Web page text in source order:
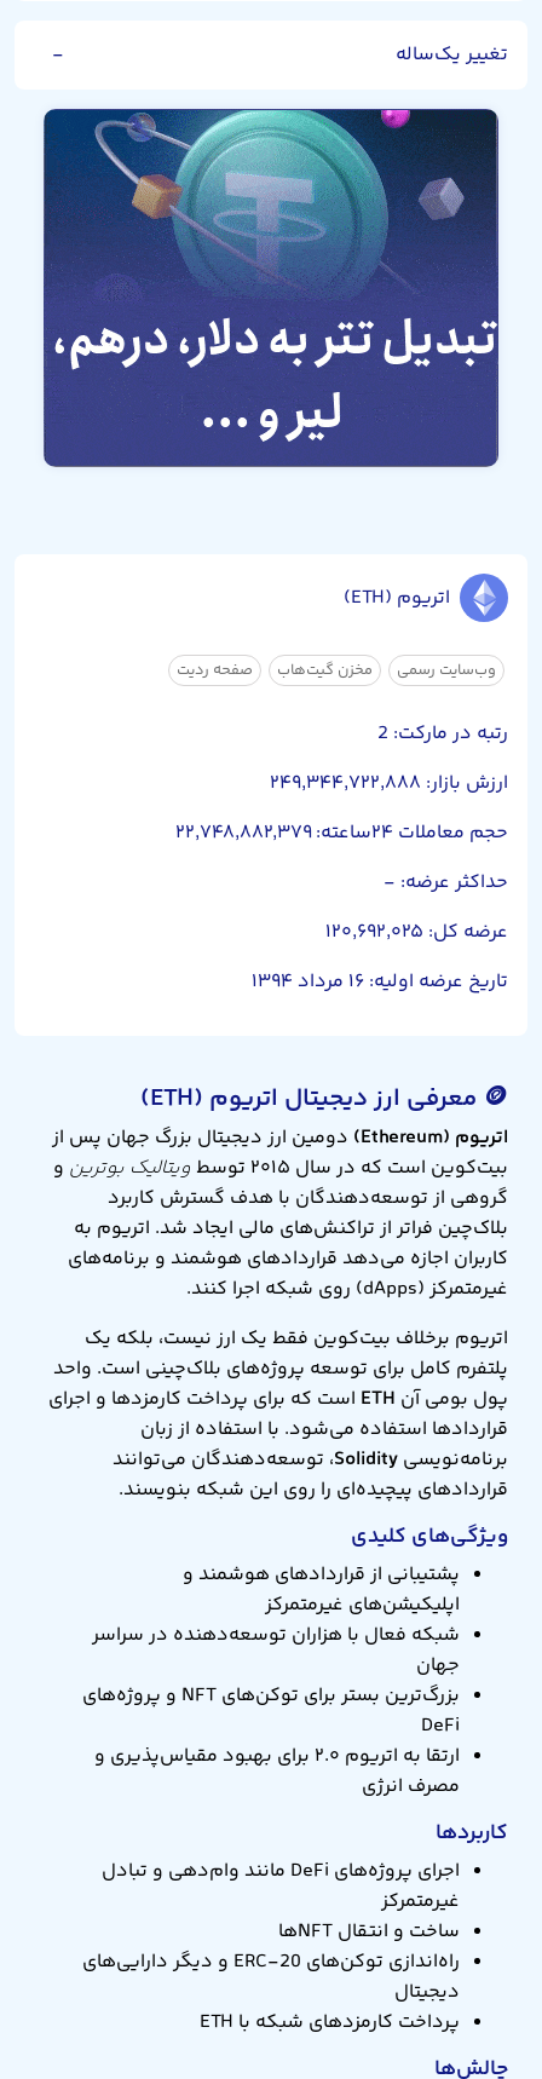
تغییر یک‌ساله -
اتریوم (ETH)
وب‌سایت رسمی مخزن گیت‌هاب صفحه ردیت
رتبه در مارکت: 2
ارزش بازار: ۲۴۹,۳۴۴,۷۲۲,۸۸۸
حجم معاملات ۲۴ساعته: ۲۲,۷۴۸,۸۸۲,۳۷۹
حداکثر عرضه: -
عرضه کل: ۱۲۰,۶۹۲,۰۲۵
تاریخ عرضه اولیه: ۱۶ مرداد ۱۳۹۴
🪙 معرفی ارز دیجیتال اتریوم (ETH)
اتریوم (Ethereum)
دومین ارز دیجیتال بزرگ جهان پس از
بیت‌کوین است که در سال ۲۰۱۵ توسط
ویتالیک بوترین و
گروهی از توسعه‌دهندگان با هدف گسترش کاربرد
بلاک‌چین فراتر از تراکنش‌های مالی ایجاد شد. اتریوم به
کاربران اجازه می‌دهد قراردادهای هوشمند و برنامه‌های
غیرمتمرکز (dApps) روی شبکه اجرا کنند.
اتریوم برخلاف بیت‌کوین فقط یک ارز نیست، بلکه یک
پلتفرم کامل برای توسعه پروژه‌های بلاک‌چینی است. واحد
پول بومی آن ETH است که برای پرداخت کارمزدها و اجرای
قراردادها استفاده می‌شود. با استفاده از زبان
برنامه‌نویسی Solidity، توسعه‌دهندگان می‌توانند
قراردادهای پیچیده‌ای را روی این شبکه بنویسند.
ویژگی‌های کلیدی
پشتیبانی از قراردادهای هوشمند و
اپلیکیشن‌های غیرمتمرکز
شبکه فعال با هزاران توسعه‌دهنده در سراسر
جهان
بزرگ‌ترین بستر برای توکن‌های NFT و پروژه‌های
DeFi
ارتقا به اتریوم ۲.۰ برای بهبود مقیاس‌پذیری و
مصرف انرژی
کاربردها
اجرای پروژه‌های DeFi مانند وام‌دهی و تبادل
غیرمتمرکز
ساخت و انتقال NFTها
راه‌اندازی توکن‌های ERC-20 و دیگر دارایی‌های
دیجیتال
پرداخت کارمزدهای شبکه با ETH
چالش‌ها